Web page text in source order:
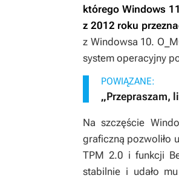
którego Windows
z 2012 roku
z Windowsa 10.
system operacyjny
POWIĄZANE:
„Przepraszam,
Na szczęście
graficzną pozwoliło
TPM 2.0 i funkcji
stabilnie i udało